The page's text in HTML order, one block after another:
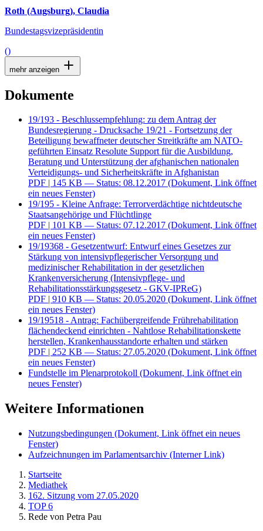
Roth (Augsburg), Claudia
Bundestagsvizepräsidentin
()
mehr anzeigen
Dokumente
19/193 - Beschlussempfehlung: zu dem Antrag der
Bundesregierung - Drucksache 19/21 - Fortsetzung der
Beteiligung bewaffneter deutscher Streitkräfte am NATO-
geführten Einsatz Resolute Support für die Ausbildung,
Beratung und Unterstützung der afghanischen nationalen
Verteidigungs- und Sicherheitskräfte in Afghanistan
PDF | 145 KB — Status: 08.12.2017 (Dokument, Link öffnet
ein neues Fenster)
19/195 - Kleine Anfrage: Terrorverdächtige nichtdeutsche
Staatsangehörige und Flüchtlinge
PDF | 101 KB — Status: 07.12.2017 (Dokument, Link öffnet
ein neues Fenster)
19/19368 - Gesetzentwurf: Entwurf eines Gesetzes zur
Stärkung von intensivpflegerischer Versorgung und
medizinischer Rehabilitation in der gesetzlichen
Krankenversicherung (Intensivpflege- und
Rehabilitationsstärkungsgesetz - GKV-IPReG)
PDF | 910 KB — Status: 20.05.2020 (Dokument, Link öffnet
ein neues Fenster)
19/19518 - Antrag: Fachübergreifende Frührehabilitation
flächendeckend einrichten - Nahtlose Rehabilitationskette
herstellen, Krankenhausstandorte erhalten und stärken
PDF | 252 KB — Status: 27.05.2020 (Dokument, Link öffnet
ein neues Fenster)
Fundstelle im Plenarprotokoll (Dokument, Link öffnet ein
neues Fenster)
Weitere Informationen
Nutzungsbedingungen (Dokument, Link öffnet ein neues
Fenster)
Aufzeichnungen im Parlamentsarchiv (Interner Link)
Startseite
Mediathek
162. Sitzung vom 27.05.2020
TOP 6
Rede von Petra Pau